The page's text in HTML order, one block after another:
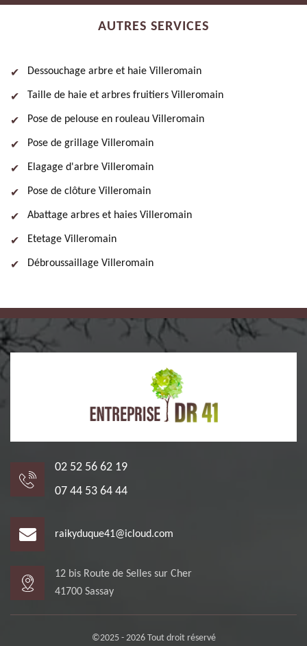
AUTRES SERVICES
Dessouchage arbre et haie Villeromain
Taille de haie et arbres fruitiers Villeromain
Pose de pelouse en rouleau Villeromain
Pose de grillage Villeromain
Elagage d'arbre Villeromain
Pose de clôture Villeromain
Abattage arbres et haies Villeromain
Etetage Villeromain
Débroussaillage Villeromain
02 52 56 62 19
07 44 53 64 44
raikyduque41@icloud.com
12 bis Route de Selles sur Cher
41700 Sassay
©2025 - 2026 Tout droit réservé